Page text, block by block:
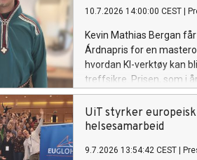
10.7.2026 14:00:00 CEST
Kevin Mathias Bergan
Árdnapris for en
hvordan KI-verktøy kan
treffsikre. Prisen, som i
tiårsjubileum, deles ut
Riđđu-festivalen.
UiT styrker europeisk
helsesamarbeid
9.7.2026 13:54:42 CEST